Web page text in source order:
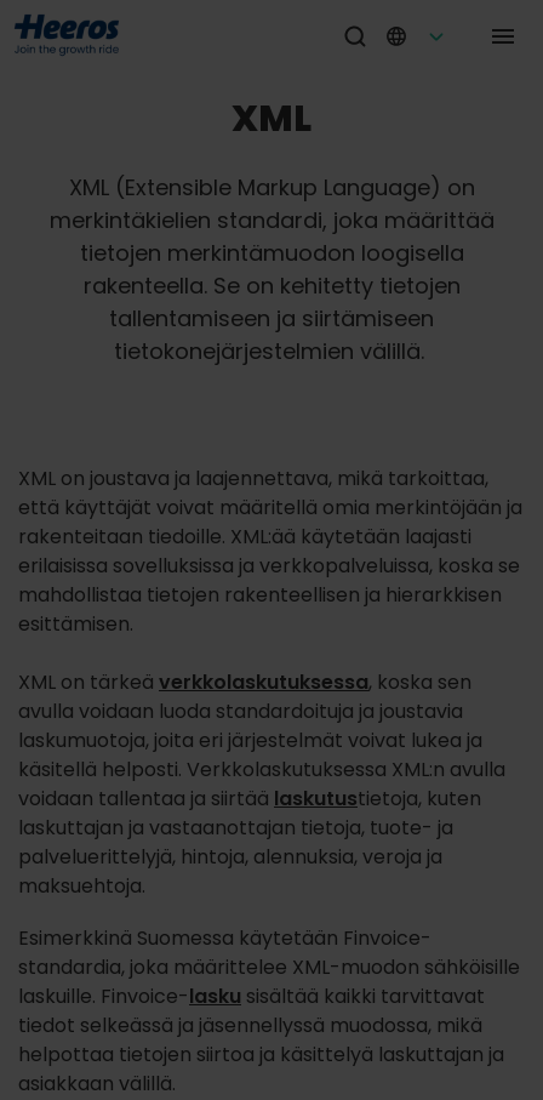
XML
XML (Extensible Markup Language) on
merkintäkielien standardi, joka määrittää
tietojen merkintämuodon loogisella
rakenteella. Se on kehitetty tietojen
tallentamiseen ja siirtämiseen
tietokonejärjestelmien välillä.
XML on joustava ja laajennettava, mikä tarkoittaa,
että käyttäjät voivat määritellä omia merkintöjään ja
rakenteitaan tiedoille. XML:ää käytetään laajasti
erilaisissa sovelluksissa ja verkkopalveluissa, koska se
mahdollistaa tietojen rakenteellisen ja hierarkkisen
esittämisen.
XML on tärkeä verkkolaskutuksessa, koska sen
avulla voidaan luoda standardoituja ja joustavia
laskumuotoja, joita eri järjestelmät voivat lukea ja
käsitellä helposti. Verkkolaskutuksessa XML:n avulla
voidaan tallentaa ja siirtää laskutustietoja, kuten
laskuttajan ja vastaanottajan tietoja, tuote- ja
palveluerittelyjä, hintoja, alennuksia, veroja ja
maksuehtoja.
Esimerkkinä Suomessa käytetään Finvoice-
standardia, joka määrittelee XML-muodon sähköisille
laskuille. Finvoice-lasku sisältää kaikki tarvittavat
tiedot selkeässä ja jäsennellyssä muodossa, mikä
helpottaa tietojen siirtoa ja käsittelyä laskuttajan ja
asiakkaan välillä.